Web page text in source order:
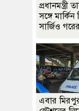
প্রধানমন্ত্রী
সঙ্গে
সার্জিও
এবার